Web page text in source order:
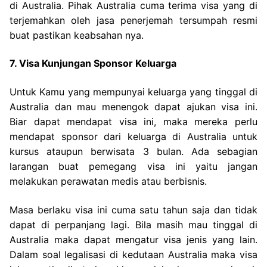
di Australia. Pihak Australia cuma terima visa yang di
terjemahkan oleh jasa penerjemah tersumpah resmi
buat pastikan keabsahan nya.
7. Visa Kunjungan Sponsor Keluarga
Untuk Kamu yang mempunyai keluarga yang tinggal di
Australia dan mau menengok dapat ajukan visa ini.
Biar dapat mendapat visa ini, maka mereka perlu
mendapat sponsor dari keluarga di Australia untuk
kursus ataupun berwisata 3 bulan. Ada sebagian
larangan buat pemegang visa ini yaitu jangan
melakukan perawatan medis atau berbisnis.
Masa berlaku visa ini cuma satu tahun saja dan tidak
dapat di perpanjang lagi. Bila masih mau tinggal di
Australia maka dapat mengatur visa jenis yang lain.
Dalam soal legalisasi di kedutaan Australia maka visa